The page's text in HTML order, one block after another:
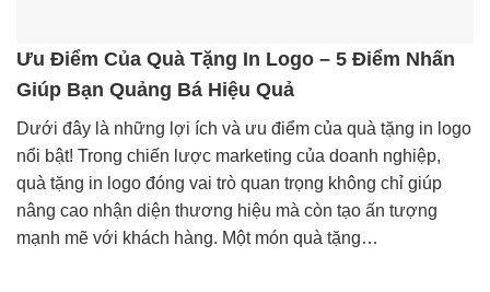
Ưu Điểm Của Quà Tặng In Logo – 5 Điểm Nhấn
Giúp Bạn Quảng Bá Hiệu Quả
Dưới đây là những lợi ích và ưu điểm của quà tặng in logo
nổi bật! Trong chiến lược marketing của doanh nghiệp,
quà tặng in logo đóng vai trò quan trọng không chỉ giúp
nâng cao nhận diện thương hiệu mà còn tạo ấn tượng
mạnh mẽ với khách hàng. Một món quà tặng…